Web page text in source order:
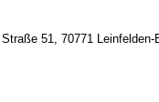
51, 70771